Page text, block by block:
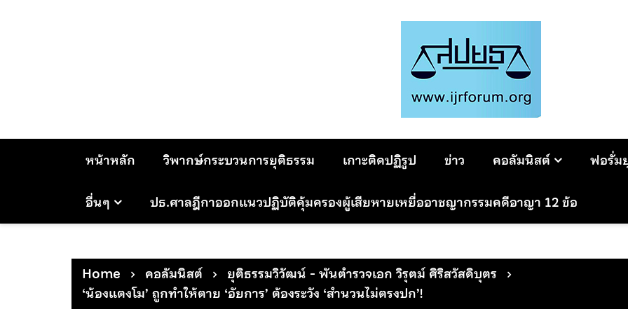
หน้าหลัก วิพากษ์กระบวนการยุติธรรม เกาะติดปฏิรูป ข่าว คอลัมนิสต์ ฟอรั่ม
อื่นๆ ปธ.ศาลฎีกาออกแนวปฏิบัติคุ้มครองผู้เสียหายเหยื่ออาชญากรรมคดีอาญา 12 ข้อ
Home คอลัมนิสต์
ยุติธรรมวิวัฒน์ - พันตำรวจเอก วิรุตม์ ศิริสวัสดิบุตร
‘น้องแตงโม’ ถูกทำให้ตาย ‘อัยการ’ ต้องระวัง ‘สำนวนไม่ตรงปก’!